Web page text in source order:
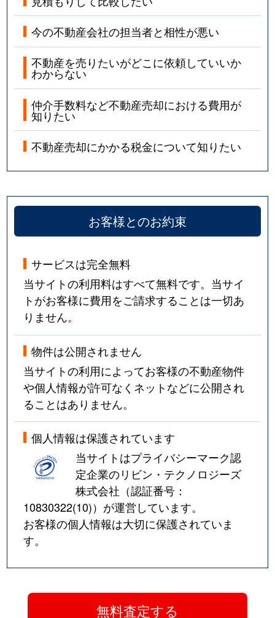
今の不動産会社の担当者と相性が悪い
不動産を売りたいがどこに依頼していいか
わからない
仲介手数料など不動産売却における費用が
知りたい
不動産売却にかかる税金について知りたい
お客様とのお約束
サービスは完全無料
当サイトの利用料はすべて無料です。当サイ
トがお客様に費用をご請求することは一切あ
りません。
物件は公開されません
当サイトの利用によってお客様の不動産物件
や個人情報が許可なくネットなどに公開され
ることはありません。
個人情報は保護されています
当サイトはプライバシーマーク認
定企業のリビン・テクノロジーズ
株式会社（認証番号：
10830322(10)）が運営しています。
お客様の個人情報は大切に保護されていま
す。